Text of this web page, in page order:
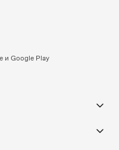
и Google Play